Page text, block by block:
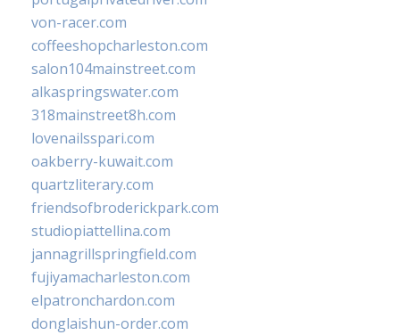
von-racer.com
coffeeshopcharleston.com
salon104mainstreet.com
alkaspringswater.com
318mainstreet8h.com
lovenailsspari.com
oakberry-kuwait.com
quartzliterary.com
friendsofbroderickpark.com
studiopiattellina.com
jannagrillspringfield.com
fujiyamacharleston.com
elpatronchardon.com
donglaishun-order.com